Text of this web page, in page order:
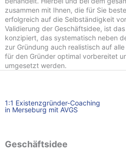
zusammen mit Ihnen, die für Sie
erfolgreich auf die Selbständigkeit
Validierung der Geschäftsidee, ist
konzipiert, das systematisch neben
zur Gründung auch realistisch auf
für den Gründer optimal vorbereitet
umgesetzt werden.
1:1 Existenzgründer-Coaching
in Merseburg mit AVGS
Geschäftsidee